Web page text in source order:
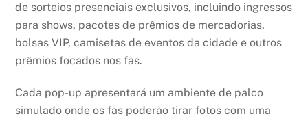
de sorteios presenciais exclusivos, incluindo ingressos
para shows, pacotes de prêmios de mercadorias,
bolsas VIP, camisetas de eventos da cidade e outros
prêmios focados nos fãs.
Cada pop-up apresentará um ambiente de palco
simulado onde os fãs poderão tirar fotos com uma